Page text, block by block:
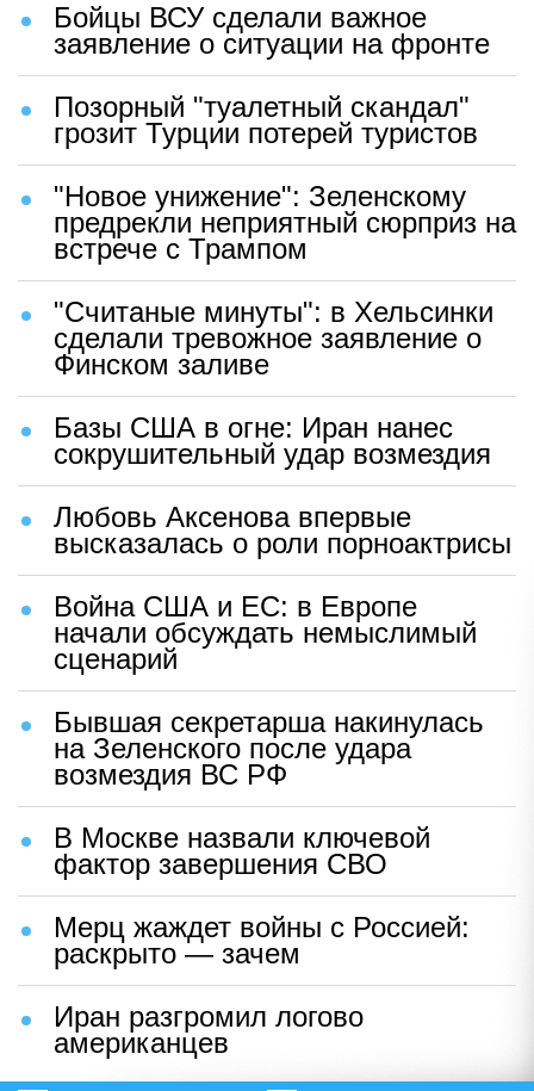
Бойцы ВСУ сделали важное
заявление о ситуации на фронте
Позорный "туалетный скандал"
грозит Турции потерей туристов
"Новое унижение": Зеленскому
предрекли неприятный сюрприз на
встрече с Трампом
"Считаные минуты": в Хельсинки
сделали тревожное заявление о
Финском заливе
Базы США в огне: Иран нанес
сокрушительный удар возмездия
Любовь Аксенова впервые
высказалась о роли порноактрисы
Война США и ЕС: в Европе
начали обсуждать немыслимый
сценарий
Бывшая секретарша накинулась
на Зеленского после удара
возмездия ВС РФ
В Москве назвали ключевой
фактор завершения СВО
Мерц жаждет войны с Россией:
раскрыто — зачем
Иран разгромил логово
американцев